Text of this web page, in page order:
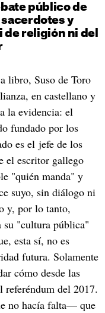
público de
y
de religión ni del
libro, Suso de Toro
en castellano y
la evidencia: el
fundado por los
es el jefe de los
el escritor gallego
"quién manda" y
suyo, sin diálogo ni
y, por lo tanto,
su "cultura pública"
esta sí, no es
futura. Solamente
cómo desde las
referéndum del 2017.
no hacía falta— que